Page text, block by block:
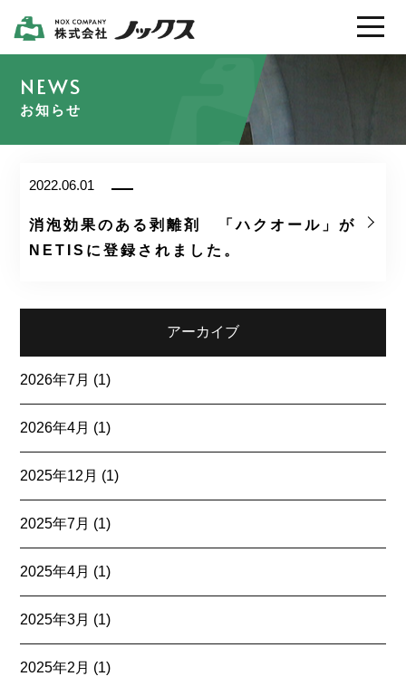
会社案内
採用情報
お問い合わせ
お知らせ
2022.06.01
消泡効果のある剥離剤 「ハクオール」が
NETISに登録されました。
アーカイブ
2026年7月 (1)
2026年4月 (1)
2025年12月 (1)
2025年7月 (1)
2025年4月 (1)
2025年3月 (1)
2025年2月 (1)